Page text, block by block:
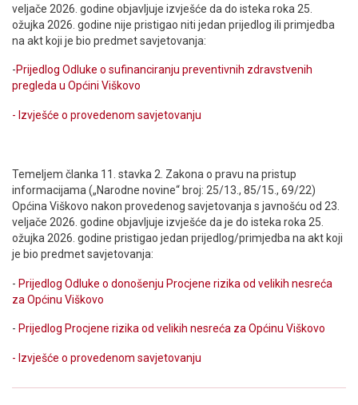
veljače 2026. godine objavljuje izvješće da do isteka roka 25.
ožujka 2026. godine nije pristigao niti jedan prijedlog ili primjedba
na akt koji je bio predmet savjetovanja:
-Prijedlog Odluke o sufinanciranju preventivnih zdravstvenih
pregleda u Općini Viškovo
- Izvješće o provedenom savjetovanju
Temeljem članka 11. stavka 2. Zakona o pravu na pristup
informacijama („Narodne novine“ broj: 25/13., 85/15., 69/22)
Općina Viškovo nakon provedenog savjetovanja s javnošću od 23.
veljače 2026. godine objavljuje izvješće da je do isteka roka 25.
ožujka 2026. godine pristigao jedan prijedlog/primjedba na akt koji
je bio predmet savjetovanja:
- Prijedlog Odluke o donošenju Procjene rizika od velikih nesreća
za Općinu Viškovo
- Prijedlog Procjene rizika od velikih nesreća za Općinu Viškovo
- Izvješće o provedenom savjetovanju